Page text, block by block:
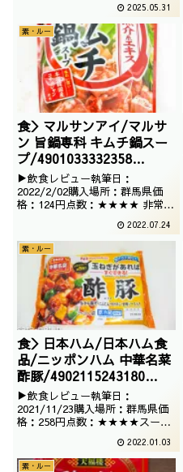
2025.05.31
素・ルー
食＞マルサンアイ/マルサ
ン 旨鍋専科 キムチ鍋スー
プ/4901033332358
/2022/01/20
▶飲食レビュー執筆日：
2022/2/02購入場所：群馬県価
格：124円点数：★★★★ 非常に
でございます。キムチ鍋はパッケ
ージが似ますね。
2022.07.24
素・ルー
食＞日本ハム/日本ハム食
品/ニッポンハム 中華名菜
酢豚/4902115243180
/2021/09/07
▶飲食レビュー執筆日：
2021/11/23購入場所：群馬県価
格：258円点数：★★★★スーパ
の即席中華シリーズでございま
す。タマネギがあればすぐに出来
2022.01.03
素・ルー